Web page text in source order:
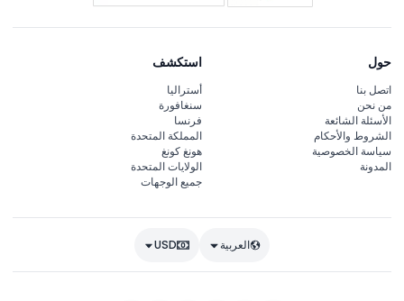
حول
اتصل بنا
من نحن
الأسئلة الشائعة
الشروط والأحكام
سياسة الخصوصية
المدونة
استكشف
أستراليا
سنغافورة
فرنسا
المملكة المتحدة
هونغ كونغ
الولايات المتحدة
جميع الوجهات
العربية USD